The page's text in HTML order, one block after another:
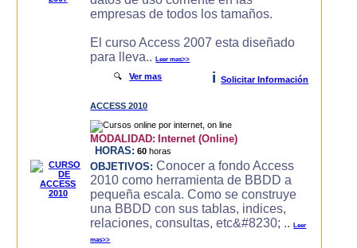
empresas de todos los tamaños.
El curso Access 2007 esta diseñado
para lleva..Leer mas>>
🔍Ver mas i Solicitar Información
ACCESS 2010
MODALIDAD: Internet (Online)
HORAS: 60 horas
OBJETIVOS: Conocer a fondo Access
2010 como herramienta de BBDD a
pequeña escala. Como se construye
una BBDD con sus tablas, indices,
relaciones, consultas, etc&#8230; ..Leer
mas>>